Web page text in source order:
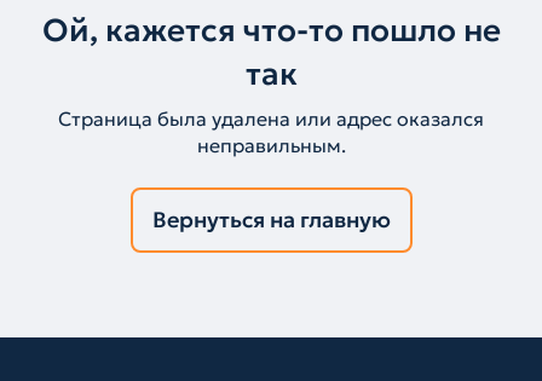
Ой, кажется что-то пошло не
так
Страница была удалена или адрес оказался
неправильным.
Вернуться на главную